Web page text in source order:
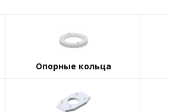
Опорные кольца